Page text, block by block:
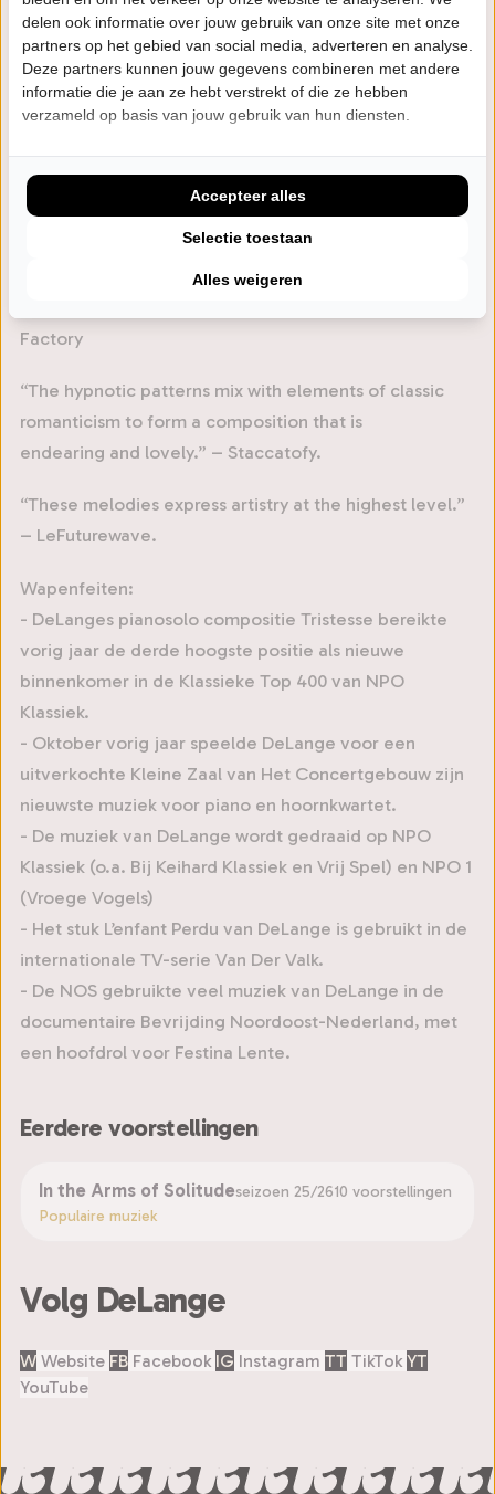
Met zijn muziek vergaarde DeLange wereldwijd al
meer dan 40 miljoen streams en ontving hij lovende
kritieken.
“From the 1600’s we have Vermeer and Rembrandt.
From the late 1800’s we’re graced by the
nimble fingers of Van Gogh. And I predict the next
gracing of nimble fingers will come from
todays – in the form of a Dutch painter of sound, if you
Factory
“The hypnotic patterns mix with elements of classic
romanticism to form a composition that is
endearing and lovely.” – Staccatofy.
“These melodies express artistry at the highest level.”
– LeFuturewave.
Wapenfeiten:
- DeLanges pianosolo compositie Tristesse bereikte
vorig jaar de derde hoogste positie als nieuwe
binnenkomer in de Klassieke Top 400 van NPO
Klassiek.
- Oktober vorig jaar speelde DeLange voor een
uitverkochte Kleine Zaal van Het Concertgebouw zijn
nieuwste muziek voor piano en hoornkwartet.
- De muziek van DeLange wordt gedraaid op NPO
Klassiek (o.a. Bij Keihard Klassiek en Vrij Spel) en NPO 1
(Vroege Vogels)
- Het stuk L’enfant Perdu van DeLange is gebruikt in de
internationale TV-serie Van Der Valk.
- De NOS gebruikte veel muziek van DeLange in de
documentaire Bevrijding Noordoost-Nederland, met
een hoofdrol voor Festina Lente.
Eerdere voorstellingen
In the Arms of Solitudeseizoen 25/2610 voorstellingen
Populaire muziek
Volg DeLange
W Website FB Facebook IG Instagram TT TikTok YT
YouTube
delen ook informatie over jouw gebruik van onze site met onze
partners op het gebied van social media, adverteren en analyse.
Deze partners kunnen jouw gegevens combineren met andere
informatie die je aan ze hebt verstrekt of die ze hebben
verzameld op basis van jouw gebruik van hun diensten.
Alles weigeren
Selectie toestaan
Accepteer alles